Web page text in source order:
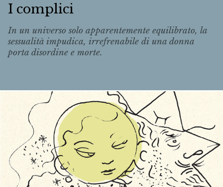
I complici
In un universo solo apparentemente equilibrato, la
sessualità impudica, irrefrenabile di una donna
porta disordine e morte.